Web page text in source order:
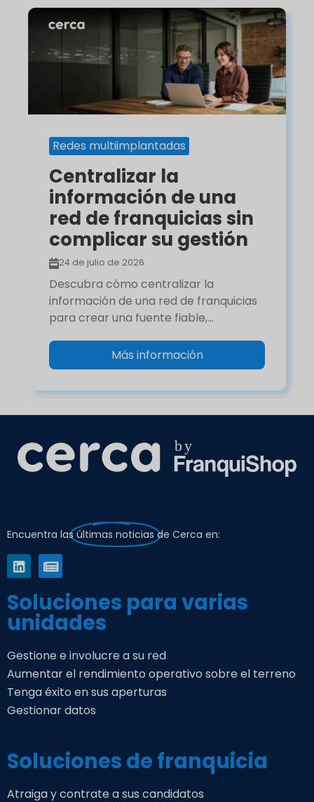
Redes multiimplantadas
Centralizar la
información de una
red de franquicias sin
complicar su gestión
24 de julio de 2026
Descubra cómo centralizar la
información de una red de franquicias
para crear una fuente fiable,...
Más información
Encuentra las últimas noticias de Cerca en:
Soluciones para varias
unidades
Gestione e involucre a su red
Aumentar el rendimiento operativo sobre el terreno
Tenga éxito en sus aperturas
Gestionar datos
Soluciones de franquicia
Atraiga y contrate a sus candidatos